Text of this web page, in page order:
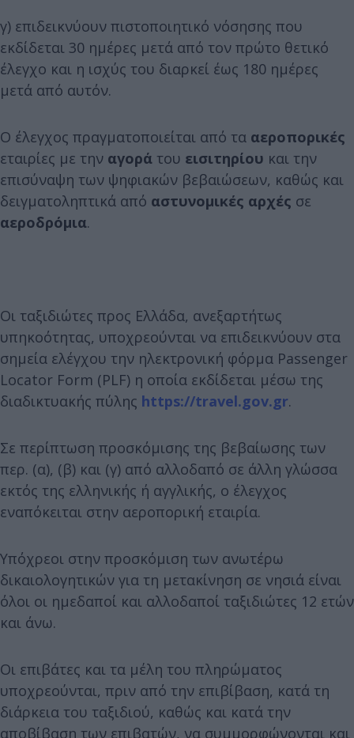
γ) επιδεικνύουν πιστοποιητικό νόσησης που
εκδίδεται 30 ημέρες μετά από τον πρώτο θετικό
έλεγχο και η ισχύς του διαρκεί έως 180 ημέρες
μετά από αυτόν.
Ο έλεγχος πραγματοποιείται από τα αεροπορικές
εταιρίες με την αγορά του εισιτηρίου και την
επισύναψη των ψηφιακών βεβαιώσεων, καθώς και
δειγματοληπτικά από αστυνομικές αρχές σε
αεροδρόμια.
Οι ταξιδιώτες προς Ελλάδα, ανεξαρτήτως
υπηκοότητας, υποχρεούνται να επιδεικνύουν στα
σημεία ελέγχου την ηλεκτρονική φόρμα Passenger
Locator Form (PLF) η οποία εκδίδεται μέσω της
διαδικτυακής πύλης https://travel.gov.gr.
Σε περίπτωση προσκόμισης της βεβαίωσης των
περ. (α), (β) και (γ) από αλλοδαπό σε άλλη γλώσσα
εκτός της ελληνικής ή αγγλικής, ο έλεγχος
εναπόκειται στην αεροπορική εταιρία.
Υπόχρεοι στην προσκόμιση των ανωτέρω
δικαιολογητικών για τη μετακίνηση σε νησιά είναι
όλοι οι ημεδαποί και αλλοδαποί ταξιδιώτες 12 ετών
και άνω.
Οι επιβάτες και τα μέλη του πληρώματος
υποχρεούνται, πριν από την επιβίβαση, κατά τη
διάρκεια του ταξιδιού, καθώς και κατά την
αποβίβαση των επιβατών, να συμμορφώνονται και